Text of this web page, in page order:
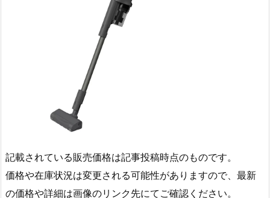
記載されている販売価格は記事投稿時点のものです。
価格や在庫状況は変更される可能性がありますので、最新
の価格や詳細は画像のリンク先にてご確認ください。